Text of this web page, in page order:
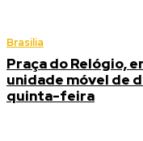
Brasília
Praça do Relógio,
unidade móvel de
quinta-feira